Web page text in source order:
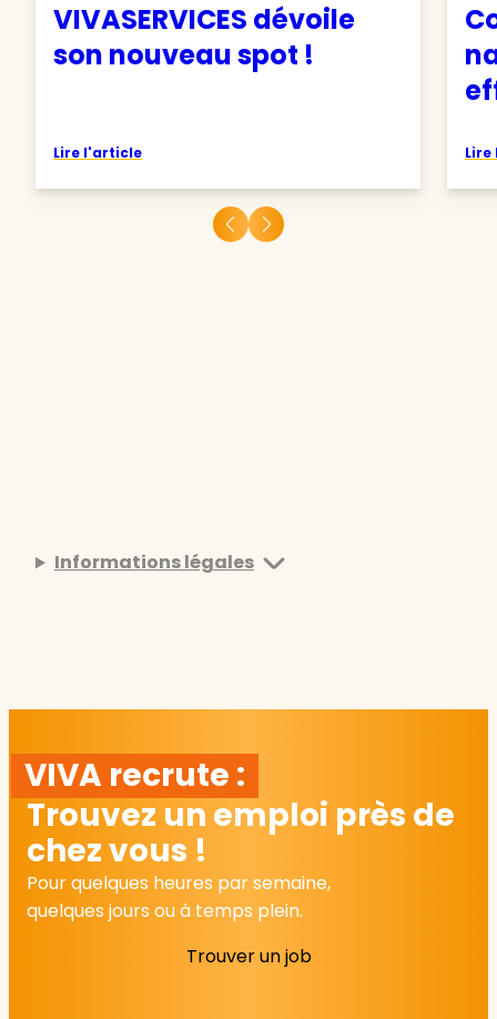
VIVASERVICES dévoile
son nouveau spot !
Lire l'article
Informations légales
VIVA recrute :
Trouvez un emploi près de
chez vous !
Pour quelques heures par semaine,
quelques jours ou à temps plein.
Trouver un job